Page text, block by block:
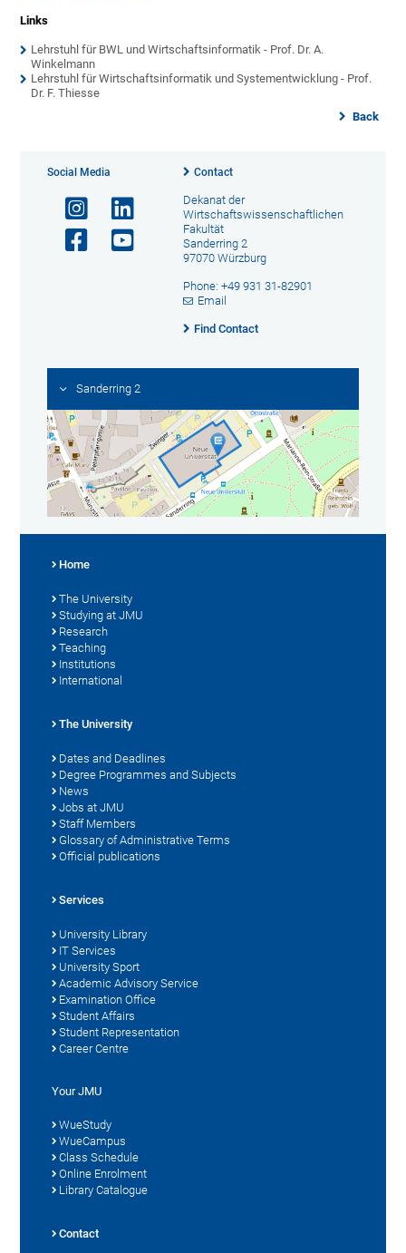
Links
Lehrstuhl für BWL und Wirtschaftsinformatik - Prof. Dr. A.
Winkelmann
Lehrstuhl für Wirtschaftsinformatik und Systementwicklung - Prof.
Dr. F. Thiesse
Back
Social Media Contact
Dekanat der
Wirtschaftswissenschaftlichen
Fakultät
Sanderring 2
97070 Würzburg
Phone: +49 931 31-82901
Email
Find Contact
Sanderring 2
Home
The University
Studying at JMU
Research
Teaching
Institutions
International
The University
Dates and Deadlines
Degree Programmes and Subjects
News
Jobs at JMU
Staff Members
Glossary of Administrative Terms
Official publications
Services
University Library
IT Services
University Sport
Academic Advisory Service
Examination Office
Student Affairs
Student Representation
Career Centre
Your JMU
WueStudy
WueCampus
Class Schedule
Online Enrolment
Library Catalogue
Contact